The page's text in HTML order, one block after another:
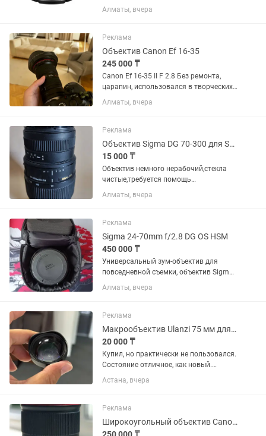
связи ненадобностью.
Алматы, вчера
Реклама
Объектив Canon Ef 16-35
245 000 ₸
Canon Ef 16-35 II F 2.8 Без ремонта,
царапин, использовался в творческих
целях, в банкетах не был. Состояние
10/10. Торг минимальный. Продаю так
Алматы, вчера
Реклама
Объектив Sigma DG 70-300 для Sony
15 000 ₸
Объектив немного нерабочий,стекла
чистые,требуется помощь
мастера,снимать в принципе можно в
ручной фокусировке
Алматы, вчера
Реклама
Sigma 24-70mm f/2.8 DG OS HSM
450 000 ₸
Универсальный зум-объектив для
повседневной съемки, объектив Sigma
24-70mm f/2.8 DG OS HSM с креплением
Canon EF охватывает полезный
широкоугольного до портретного,...
Алматы, вчера
Реклама
Макрообъектив Ulanzi 75 мм для смартфона
20 000 ₸
Купил, но практически не пользовался.
Состояние отличное, как новый.
Идеально подходит для макросъемки:
цветы, насекомые, украшения,
фокусировка на расстоянии...
Астана, вчера
Реклама
Широкоугольный объектив Canon EF 16-35mm f/4L IS USM